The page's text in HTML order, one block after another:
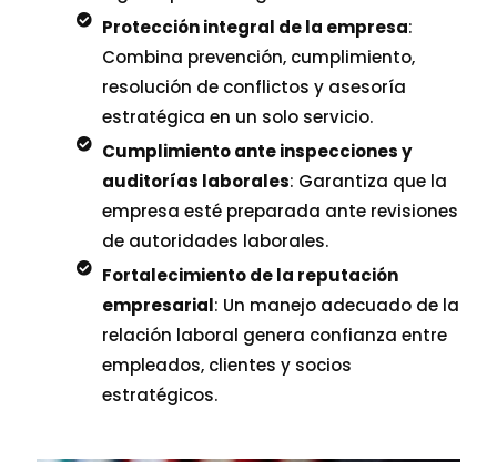
Protección integral de la empresa:
Combina prevención, cumplimiento,
resolución de conflictos y asesoría
estratégica en un solo servicio.
Cumplimiento ante inspecciones y
auditorías laborales: Garantiza que la
empresa esté preparada ante revisiones
de autoridades laborales.
Fortalecimiento de la reputación
empresarial: Un manejo adecuado de la
relación laboral genera confianza entre
empleados, clientes y socios
estratégicos.
ALC
Servicios
Blog
Contáctanos